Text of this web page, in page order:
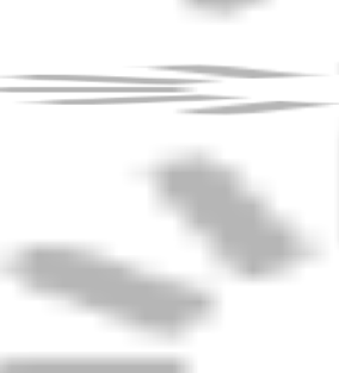
centros de transporte
especializada em
integra tecnologias
de equipamentos,